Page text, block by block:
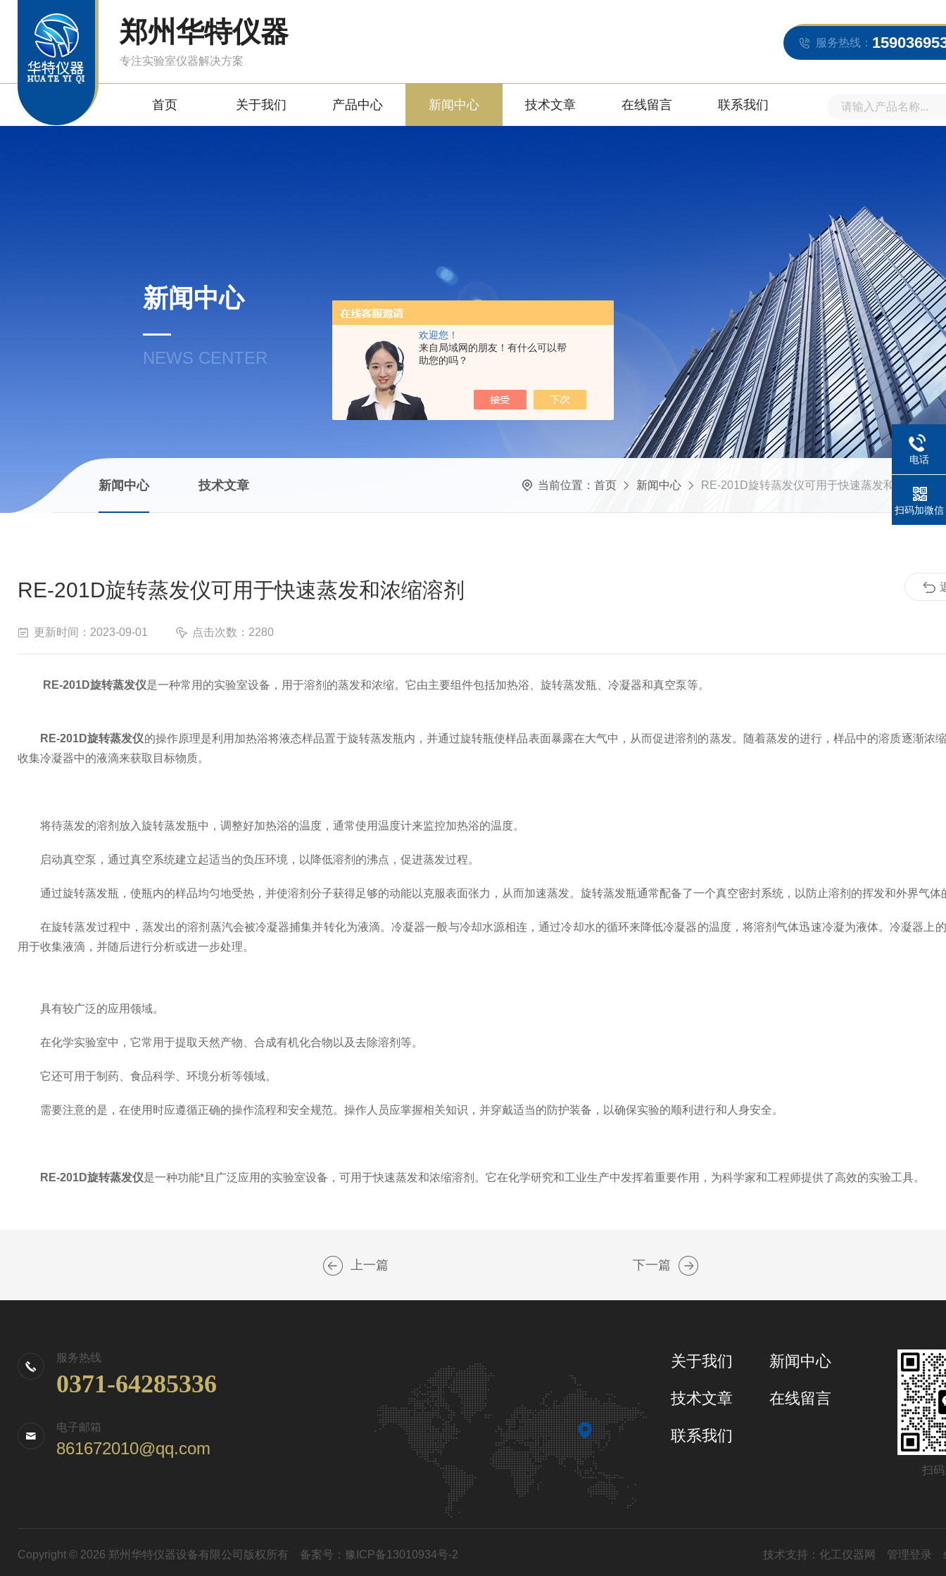
欢迎您！
来自局域网的朋友！有什么可以帮
助您的吗？
郑州华特仪器
专注实验室仪器解决方案
服务热线：
首页 关于我们 产品中心 新闻中心 技术文章 在线留言 联系我们
新闻中心
NEWS CENTER
新闻中心 技术文章 当前位置： 首页 新闻中心 RE-201D旋转蒸发仪可用于快速蒸发和浓缩溶剂
RE-201D旋转蒸发仪可用于快速蒸发和浓缩溶剂
更新时间：2023-09-01 点击次数：2280
RE-201D旋转蒸发仪是一种常用的实验室设备，用于溶剂的蒸发和浓缩。它由主要组件包括加热浴、旋转蒸发瓶、冷凝器和真空泵等。
RE-201D旋转蒸发仪的操作原理是利用加热浴将液态样品置于旋转蒸发瓶内，并通过旋转瓶使样品表面暴露在大气中，从而促进溶剂的蒸发。随着蒸发的进行，样品中的溶质逐渐浓
收集冷凝器中的液滴来获取目标物质。
将待蒸发的溶剂放入旋转蒸发瓶中，调整好加热浴的温度，通常使用温度计来监控加热浴的温度。
启动真空泵，通过真空系统建立起适当的负压环境，以降低溶剂的沸点，促进蒸发过程。
通过旋转蒸发瓶，使瓶内的样品均匀地受热，并使溶剂分子获得足够的动能以克服表面张力，从而加速蒸发。旋转蒸发瓶通常配备了一个真空密封系统，以防止溶剂的挥发和外界气体
在旋转蒸发过程中，蒸发出的溶剂蒸汽会被冷凝器捕集并转化为液滴。冷凝器一般与冷却水源相连，通过冷却水的循环来降低冷凝器的温度，将溶剂气体迅速冷凝为液体。冷凝器上
用于收集液滴，并随后进行分析或进一步处理。
具有较广泛的应用领域。
在化学实验室中，它常用于提取天然产物、合成有机化合物以及去除溶剂等。
它还可用于制药、食品科学、环境分析等领域。
需要注意的是，在使用时应遵循正确的操作流程和安全规范。操作人员应掌握相关知识，并穿戴适当的防护装备，以确保实验的顺利进行和人身安全。
RE-201D旋转蒸发仪是一种功能*且广泛应用的实验室设备，可用于快速蒸发和浓缩溶剂。它在化学研究和工业生产中发挥着重要作用，为科学家和工程师提供了高效的实验工具。
上一篇 下一篇
服务热线
0371-64285336
电子邮箱
861672010@qq.com
扫
关于我们 新闻中心
技术文章 在线留言
联系我们
Copyright © 2026 郑州华特仪器设备有限公司版权所有 备案号：豫ICP备13010934号-2 技术支持： 化工仪器网 管理登录
电话
扫码加微信